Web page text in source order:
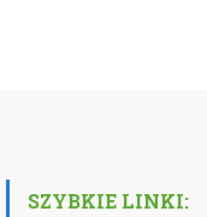
SZYBKIE LINKI: